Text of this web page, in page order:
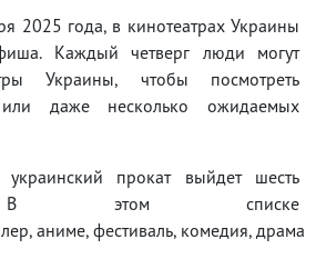
2025 года, в кинотеатрах Украины
Каждый четверг люди могут
Украины, чтобы посмотреть
даже несколько ожидаемых
прокат выйдет шесть
В этом списке
аниме, фестиваль, комедия, драма